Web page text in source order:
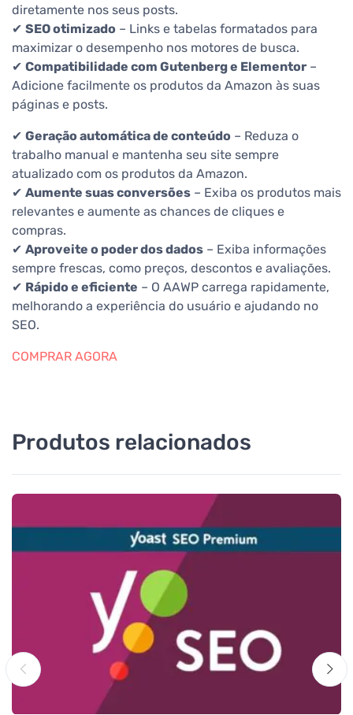
diretamente nos seus posts.
✔ SEO otimizado – Links e tabelas formatados para
maximizar o desempenho nos motores de busca.
✔ Compatibilidade com Gutenberg e Elementor –
Adicione facilmente os produtos da Amazon às suas
páginas e posts.
✔ Geração automática de conteúdo – Reduza o
trabalho manual e mantenha seu site sempre
atualizado com os produtos da Amazon.
✔ Aumente suas conversões – Exiba os produtos mais
relevantes e aumente as chances de cliques e
compras.
✔ Aproveite o poder dos dados – Exiba informações
sempre frescas, como preços, descontos e avaliações.
✔ Rápido e eficiente – O AAWP carrega rapidamente,
melhorando a experiência do usuário e ajudando no
SEO.
COMPRAR AGORA
Produtos relacionados